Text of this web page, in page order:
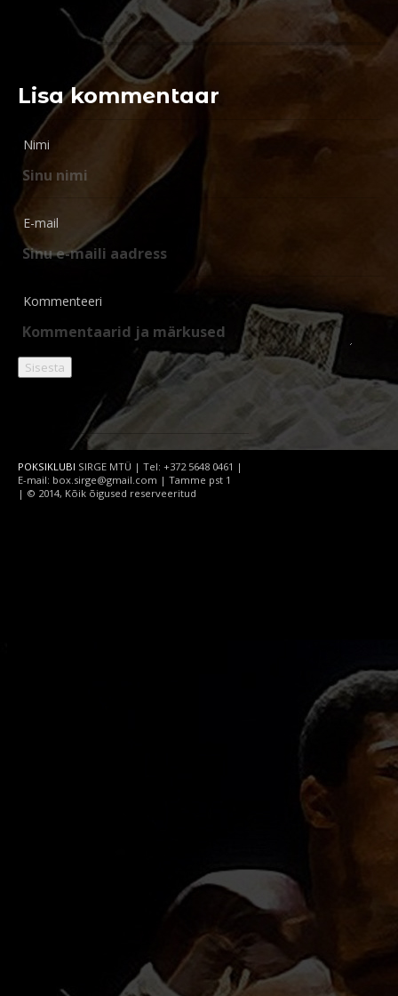
Lisa kommentaar
Nimi
E-mail
Kommenteeri
POKSIKLUBI SIRGE MTÜ | Tel: +372 5648 0461 |
E-mail: box.sirge@gmail.com | Tamme pst 1
| © 2014, Kõik õigused reserveeritud